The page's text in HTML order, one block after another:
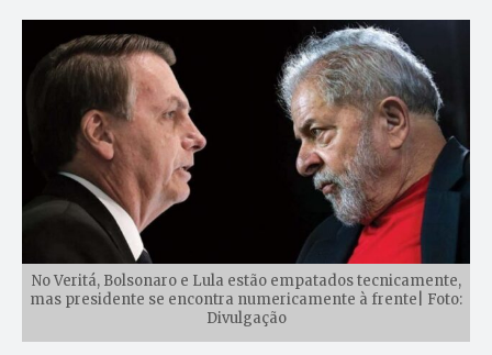
No Veritá, Bolsonaro e Lula estão empatados tecnicamente,
mas presidente se encontra numericamente à frente| Foto:
Divulgação